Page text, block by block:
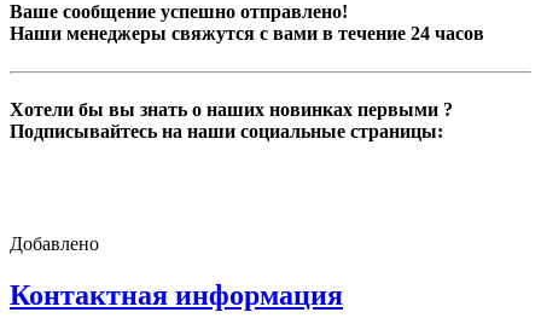
Ваше сообщение успешно отправлено!
Наши менеджеры свяжутся с вами в течение 24 часов
Хотели бы вы знать о наших новинках первыми ?
Подписывайтесь на наши социальные страницы:
Добавлено
Контактная информация